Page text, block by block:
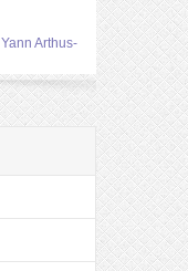
Yann Arthus-